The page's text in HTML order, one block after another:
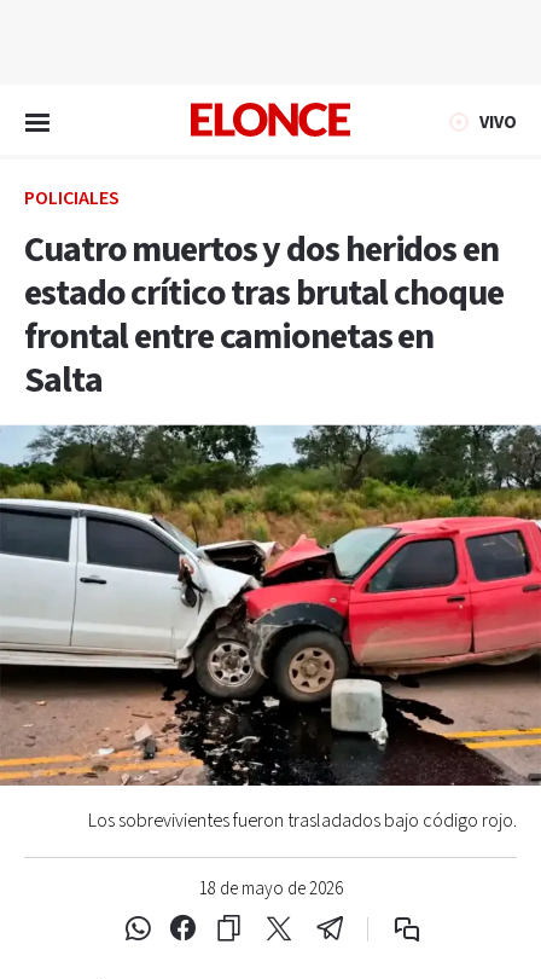
VIVO
POLICIALES
Cuatro muertos y dos heridos en
estado crítico tras brutal choque
frontal entre camionetas en
Salta
18 de mayo de 2026
Los sobrevivientes fueron trasladados bajo código rojo.